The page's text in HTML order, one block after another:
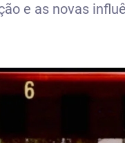
e as novas